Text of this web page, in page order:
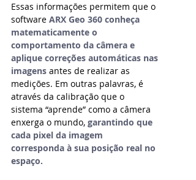
Essas informações permitem que o
software ARX Geo 360 conheça
matematicamente o
comportamento da câmera e
aplique correções automáticas nas
imagens antes de realizar as
medições. Em outras palavras, é
através da calibração que o
sistema “aprende” como a câmera
enxerga o mundo, garantindo que
cada pixel da imagem
corresponda à sua posição real no
espaço.